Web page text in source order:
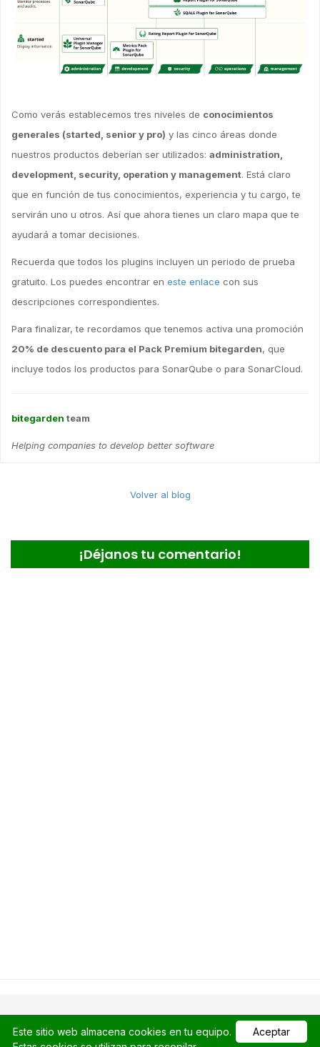
Como verás establecemos tres niveles de conocimientos
generales (started, senior y pro) y las cinco áreas donde
nuestros productos deberían ser utilizados: administration,
development, security, operation y management. Está claro
que en función de tus conocimientos, experiencia y tu cargo, te
servirán uno u otros. Así que ahora tienes un claro mapa que te
ayudará a tomar decisiones.
Recuerda que todos los plugins incluyen un periodo de prueba
gratuito. Los puedes encontrar en este enlace con sus
descripciones correspondientes.
Para finalizar, te recordamos que tenemos activa una promoción
20% de descuento para el Pack Premium bitegarden, que
incluye todos los productos para SonarQube o para SonarCloud.
bitegarden team
Helping companies to develop better software
Volver al blog
¡Déjanos tu comentario!
bitegarden © Copyright 2026 | Todos los derechos reservados.
Aceptar
Este sitio web almacena cookies en tu equipo.